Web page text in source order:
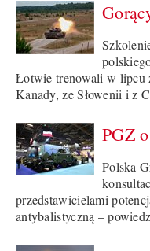
Łotwie trenowali w lipcu
Kanady, ze Słowenii i z
PGZ
Polska
przedstawicielami
antybalistyczną –